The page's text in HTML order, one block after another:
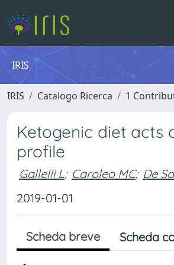
IRIS
IRIS Catalogo Ricerca 1
Ketogenic diet acts
profile
Gallelli L; Caroleo MC; De
2019-01-01
Scheda breve Scheda